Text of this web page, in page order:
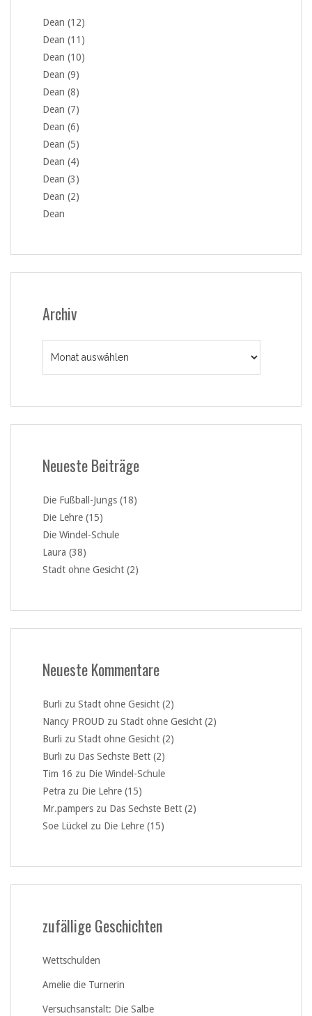
Dean (12)
Dean (11)
Dean (10)
Dean (9)
Dean (8)
Dean (7)
Dean (6)
Dean (5)
Dean (4)
Dean (3)
Dean (2)
Dean
Archiv
Neueste Beiträge
Die Fußball-Jungs (18)
Die Lehre (15)
Die Windel-Schule
Laura (38)
Stadt ohne Gesicht (2)
Neueste Kommentare
Burli zu Stadt ohne Gesicht (2)
Nancy PROUD zu Stadt ohne Gesicht (2)
Burli zu Stadt ohne Gesicht (2)
Burli zu Das Sechste Bett (2)
Tim 16 zu Die Windel-Schule
Petra zu Die Lehre (15)
Mr.pampers zu Das Sechste Bett (2)
Soe Lückel zu Die Lehre (15)
zufällige Geschichten
Wettschulden
Amelie die Turnerin
Versuchsanstalt: Die Salbe